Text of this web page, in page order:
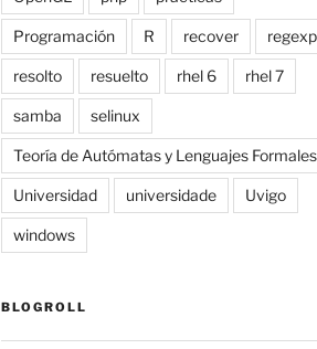
Programación R recover regexp
resolto resuelto rhel 6 rhel 7
samba selinux
Teoría de Autómatas y Lenguajes Formales
Universidad universidade Uvigo
windows
BLOGROLL